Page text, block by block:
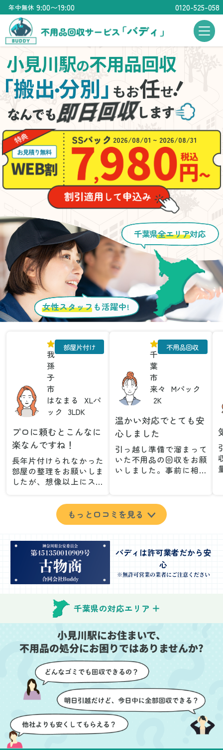
年中無休 9:00〜19:00 0120-525-058
小見川駅の不用品回収
搬出・分別」もお任せ
！
2026/08/01 ~ 2026/08/31
女性スタッフ も活躍中!
千葉県全エリア対応
我
孫
子
市
はなまる
XLパ
ック
3LDK
部屋片付け
プロに頼むとこんなに
楽なんですね！
長年片付けられなかった
部屋の整理をお願いしま
したが、想像以上にスム
が集めた物や古い家具が
多く、自分たちだけでは
どうにもならない状態で
んが手際よく片付けてく
れたので、部屋が驚くほ
どスッキリしました。自
分では手が回らなかった
場所も含め、プロの力を
実感しました。
特に、物が散乱していた
部屋の整理や、細かなア
イテムの仕分けを迅速か
つ丁寧に対応していただ
けたのがありがたかった
です。家族それぞれが必
要なものを確認しながら
進めることができ、安心
感を持って作業をお任せ
できました。さらに、作
業終了後には部屋全体を
清掃していただき、まる
で新しい家のような清潔
感に感動しました。
千
葉
市
来々
Mパック
2K
不用品回収
温かい対応でとても安
心しました
引っ越し準備で溜まって
いた不用品の回収をお願
いしました。事前に相談
とができました。特に、
古い家具や壊れた家電な
ど、処分が難しいものが
きました。
当日は2名のスタッフが来
てくださり、作業の流れ
ちらも安心感を持って作
壁や床を傷つけないよう
に細心の注意を払ってい
ただき、家全体がスムー
ズに片付いていくのがと
ても嬉しかったです。作
業が終わった後には、こ
ちらからお願いしなくて
も部屋を簡単に清掃して
いただけたのも好印象で
した。
もっと口コミを見る
バディは許可業者だから安
心
※無許可営業の業者にご注意ください
千葉県の対応エリア
小見川駅にお住まいで、
不用品の処分にお困りではありませんか?